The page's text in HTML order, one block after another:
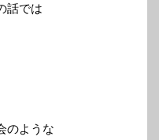
話では
のような